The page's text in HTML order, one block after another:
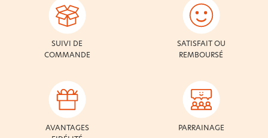
SUIVI DE
COMMANDE
SATISFAIT OU
REMBOURSÉ
AVANTAGES
PARRAINAGE